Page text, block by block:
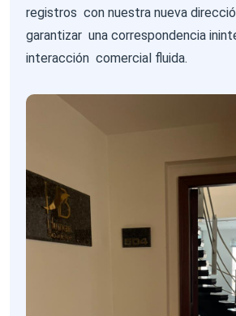
registros con nuestra nueva
garantizar una correspondencia
interacción comercial fluida.